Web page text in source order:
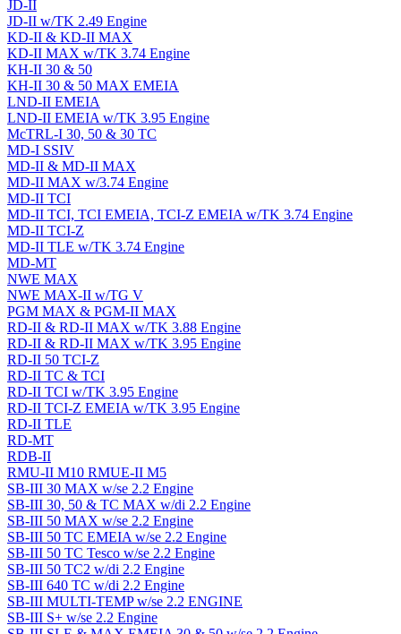
JD-II
JD-II w/TK 2.49 Engine
KD-II & KD-II MAX
KD-II MAX w/TK 3.74 Engine
KH-II 30 & 50
KH-II 30 & 50 MAX EMEIA
LND-II EMEIA
LND-II EMEIA w/TK 3.95 Engine
McTRL-I 30, 50 & 30 TC
MD-I SSIV
MD-II & MD-II MAX
MD-II MAX w/3.74 Engine
MD-II TCI
MD-II TCI, TCI EMEIA, TCI-Z EMEIA w/TK 3.74 Engine
MD-II TCI-Z
MD-II TLE w/TK 3.74 Engine
MD-MT
NWE MAX
NWE MAX-II w/TG V
PGM MAX & PGM-II MAX
RD-II & RD-II MAX w/TK 3.88 Engine
RD-II & RD-II MAX w/TK 3.95 Engine
RD-II 50 TCI-Z
RD-II TC & TCI
RD-II TCI w/TK 3.95 Engine
RD-II TCI-Z EMEIA w/TK 3.95 Engine
RD-II TLE
RD-MT
RDB-II
RMU-II M10 RMUE-II M5
SB-III 30 MAX w/se 2.2 Engine
SB-III 30, 50 & TC MAX w/di 2.2 Engine
SB-III 50 MAX w/se 2.2 Engine
SB-III 50 TC EMEIA w/se 2.2 Engine
SB-III 50 TC Tesco w/se 2.2 Engine
SB-III 50 TC2 w/di 2.2 Engine
SB-III 640 TC w/di 2.2 Engine
SB-III MULTI-TEMP w/se 2.2 ENGINE
SB-III S+ w/se 2.2 Engine